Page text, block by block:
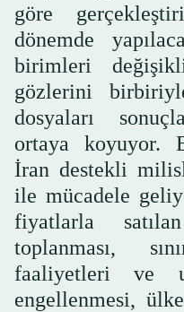
göre
dönemde
birimleri
gözlerini
dosyaları
ortaya koyuyor.
İran destekli
ile mücadele
fiyatlarla
toplanması,
faaliyetleri ve
engellenmesi,